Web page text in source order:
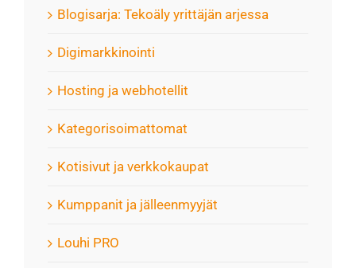
Blogisarja: Tekoäly yrittäjän arjessa
Digimarkkinointi
Hosting ja webhotellit
Kategorisoimattomat
Kotisivut ja verkkokaupat
Kumppanit ja jälleenmyyjät
Louhi PRO